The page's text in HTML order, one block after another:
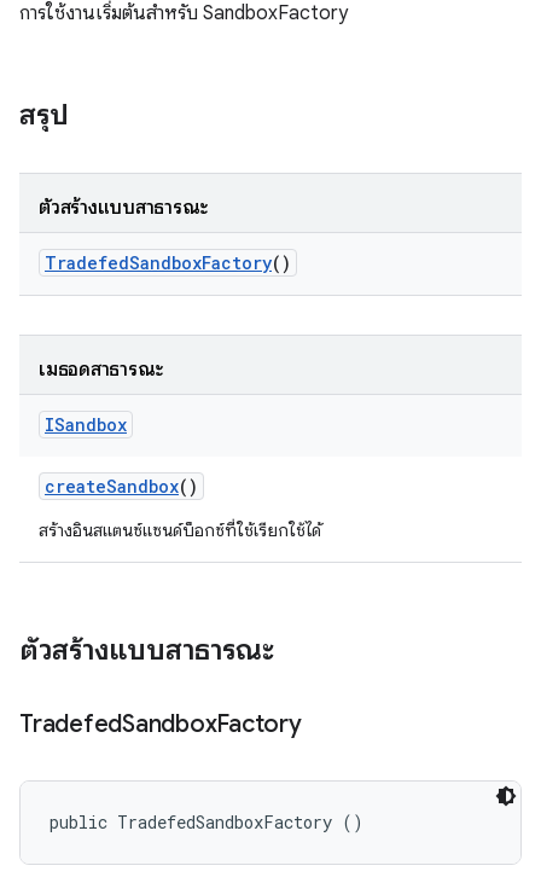
การใช้งานเริ่มต้นสําหรับ SandboxFactory
สรุป
ตัวสร้างแบบสาธารณะ
TradefedSandboxFactory()
เมธอดสาธารณะ
ISandbox
createSandbox()
สร้างอินสแตนซ์แซนด์บ็อกซ์ที่ใช้เรียกใช้ได้
ตัวสร้างแบบสาธารณะ
TradefedSandboxFactory
public TradefedSandboxFactory ()